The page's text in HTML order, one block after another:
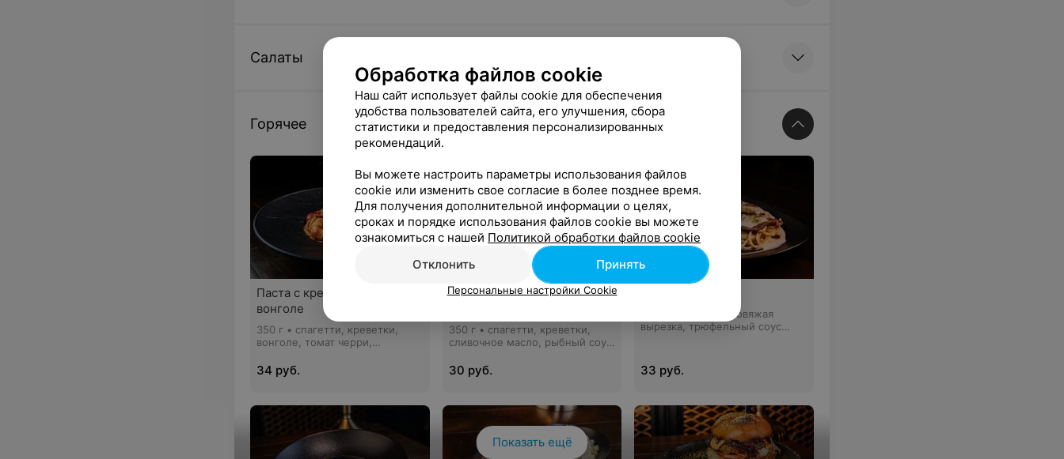
Салаты
Горячее
Паста с креветкой и
вонголе
350 г • спагетти, креветки,
вонголе, томат черри,
красное вино, лимон
34 руб.
Паста сливочная с
350 г • спагетти, креветки,
сливочное масло, рыбный соус,
30 руб.
350 г • спагетти, говяжая
вырезка, трюфельный соус
33 руб.
Показать ещё
Обработка файлов cookie
Наш сайт использует файлы cookie для обеспечения
удобства пользователей сайта, его улучшения, сбора
статистики и предоставления персонализированных
рекомендаций.
Вы можете настроить параметры использования файлов
cookie или изменить свое согласие в более позднее время.
Для получения дополнительной информации о целях,
сроках и порядке использования файлов cookie вы можете
ознакомиться с нашей Политикой обработки файлов cookie
Отклонить
Принять
Персональные настройки Cookie